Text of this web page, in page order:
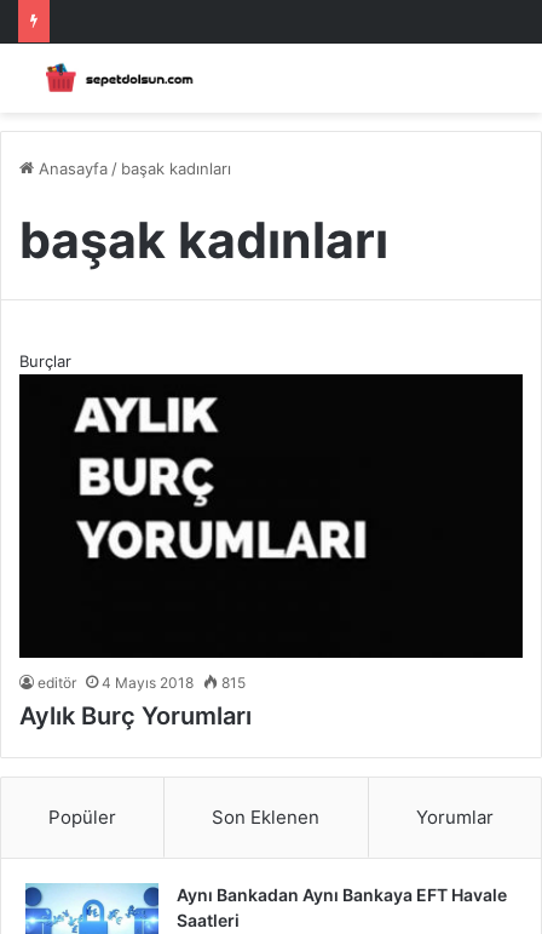
Anasayfa / başak kadınları
başak kadınları
Burçlar
editör 4 Mayıs 2018 815
Aylık Burç Yorumları
Popüler Son Eklenen Yorumlar
Aynı Bankadan Aynı Bankaya EFT Havale
Saatleri